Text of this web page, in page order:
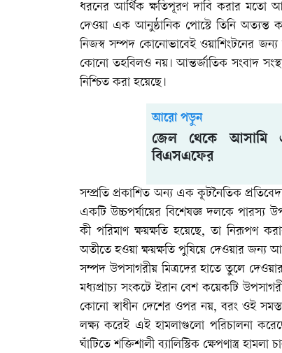
ধরনের আর্থিক ক্ষতিপূরণ দাবি করার মতো
দেওয়া এক আনুষ্ঠানিক পোস্টে তিনি অত্যন্ত
নিজস্ব সম্পদ কোনোভাবেই ওয়াশিংটনের জন্য
কোনো তহবিলও নয়। আন্তর্জাতিক সংবাদ
নিশ্চিত করা হয়েছে।
আরো পড়ুন
জেল থেকে আসামি
বিএসএফের
সম্প্রতি প্রকাশিত অন্য এক কূটনৈতিক
একটি উচ্চপর্যায়ের বিশেষজ্ঞ দলকে পারস্য
কী পরিমাণ ক্ষয়ক্ষতি হয়েছে, তা নিরূপণ
অতীতে হওয়া ক্ষয়ক্ষতি পুষিয়ে দেওয়ার জন্য
সম্পদ উপসাগরীয় মিত্রদের হাতে তুলে
মধ্যপ্রাচ্য সংকটে ইরান বেশ কয়েকটি
কোনো স্বাধীন দেশের ওপর নয়, বরং ওই সমস্ত
লক্ষ্য করেই এই হামলাগুলো পরিচালনা
ঘাঁটিতে শক্তিশালী ব্যালিস্টিক ক্ষেপণাস্ত্র হামলা